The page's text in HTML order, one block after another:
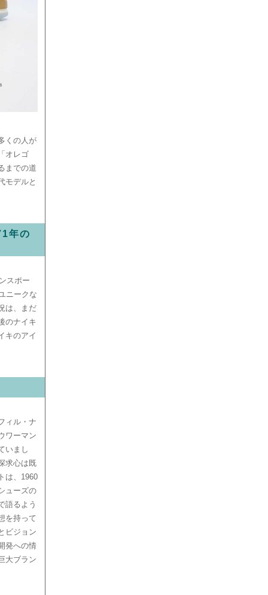
くの人が
オレゴ
までの道
モデルと
年の
スポー
ニークな
は、まだ
のナイキ
キのアイ
ィル・ナ
ワーマン
いまし
求心は既
は、1960
ューズの
語るよう
を持って
ビジョン
発への情
大ブラン